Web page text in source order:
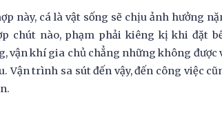
này, cá là vật sống sẽ chịu ảnh hưởng
chút nào, phạm phải kiêng kị khi đặt
vận khí gia chủ chẳng những không
Vận trình sa sút đến vậy, đến công việc